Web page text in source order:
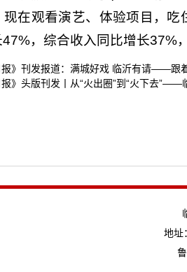
现在观看演艺、体验项目，
，综合收入同比增长37%
报》刊发报道：满城好戏 临沂有请——跟
报》头版刊发丨从“火出圈”到“火下去”——
地址